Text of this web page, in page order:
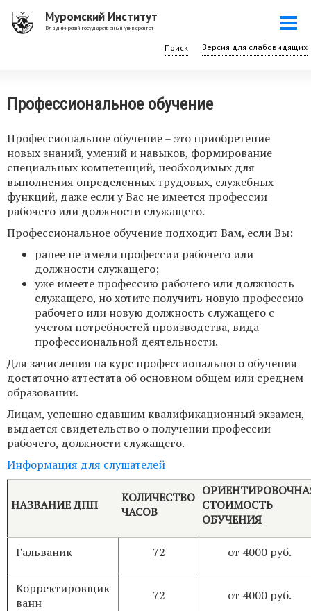
Перейти
Муромский Институт
Владимирский государственный университет
Поиск
Профессиональное обучение
Профессиональное обучение – это приобретение
новых знаний, умений и навыков, формирование
специальных компетенций, необходимых для
выполнения определенных трудовых, служебных
функций, даже если у Вас не имеется профессии
рабочего или должности служащего.
Профессиональное обучение подходит Вам, если Вы:
ранее не имели профессии рабочего или
должности служащего;
уже имеете профессию рабочего или должность
служащего, но хотите получить новую профессию
рабочего или новую должность служащего с
учетом потребностей производства, вида
профессиональной деятельности.
Для зачисления на курс профессионального обучения
достаточно аттестата об основном общем или среднем
образовании.
Лицам, успешно сдавшим квалификационный экзамен,
выдается свидетельство о получении профессии
рабочего, должности служащего.
Информация для слушателей
НАЗВАНИЕ ДПП
КОЛИЧЕСТВО
ЧАСОВ
СТОИМОСТЬ
ОБУЧЕНИЯ
Гальваник 72 от 4000 руб.
Корректировщик
ванн
72 от 4000 руб.